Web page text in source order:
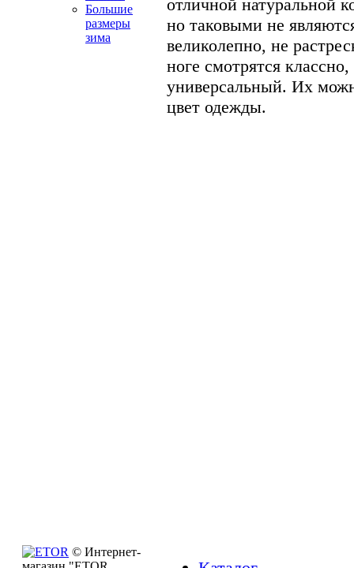
Большие
размеры
зима
отличной натуральной
но таковыми не
великолепно, не
ноге смотрятся
универсальный. Их
цвет одежды.
© Интернет-